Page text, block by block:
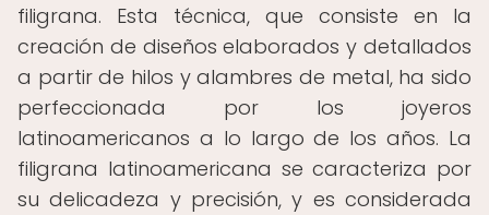
filigrana. Esta técnica, que consiste en la
creación de diseños elaborados y detallados
a partir de hilos y alambres de metal, ha sido
perfeccionada por los joyeros
latinoamericanos a lo largo de los años. La
filigrana latinoamericana se caracteriza por
su delicadeza y precisión, y es considerada